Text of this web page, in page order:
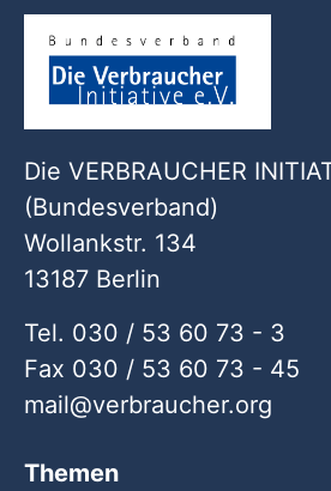
Die VERBRAUCHER
(Bundesverband)
Wollankstr. 134
13187 Berlin
Tel. 030 / 53 60 73 - 3
Fax 030 / 53 60 73 - 45
mail
verbraucher org
Themen